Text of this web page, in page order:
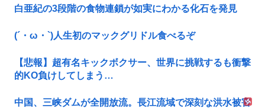
白亜紀の3段階の食物連鎖が如実にわかる化石を発見
(´・ω・`)人生初のマックグリドル食べるぞ
【悲報】超有名キックボクサー、世界に挑戦するも衝撃
的KO負けしてしまう…
中国、三峡ダムが全開放流。長江流域で深刻な洪水被害